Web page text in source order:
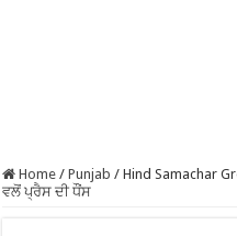
Home / Punjab / Hind Samachar
ਵਲੋਂ ਪ੍ਰੈਸ ਦੀ ਧੌਂਸ